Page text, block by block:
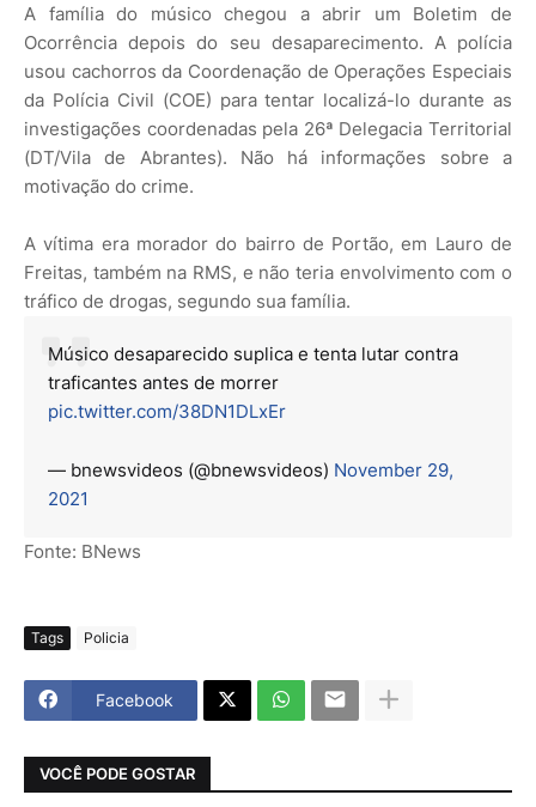
A família do músico chegou a abrir um Boletim de
Ocorrência depois do seu desaparecimento. A polícia
usou cachorros da Coordenação de Operações Especiais
da Polícia Civil (COE) para tentar localizá-lo durante as
investigações coordenadas pela 26ª Delegacia Territorial
(DT/Vila de Abrantes). Não há informações sobre a
motivação do crime.
A vítima era morador do bairro de Portão, em Lauro de
Freitas, também na RMS, e não teria envolvimento com o
tráfico de drogas, segundo sua família.
Músico desaparecido suplica e tenta lutar contra
traficantes antes de morrer
pic.twitter.com/38DN1DLxEr
— bnewsvideos (@bnewsvideos) November 29,
2021
Fonte: BNews
Tags Policia
Facebook
VOCÊ PODE GOSTAR